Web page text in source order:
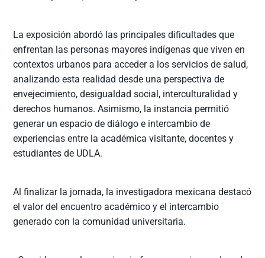
La exposición abordó las principales dificultades que
enfrentan las personas mayores indígenas que viven en
contextos urbanos para acceder a los servicios de salud,
analizando esta realidad desde una perspectiva de
envejecimiento, desigualdad social, interculturalidad y
derechos humanos. Asimismo, la instancia permitió
generar un espacio de diálogo e intercambio de
experiencias entre la académica visitante, docentes y
estudiantes de UDLA.
Al finalizar la jornada, la investigadora mexicana destacó
el valor del encuentro académico y el intercambio
generado con la comunidad universitaria.